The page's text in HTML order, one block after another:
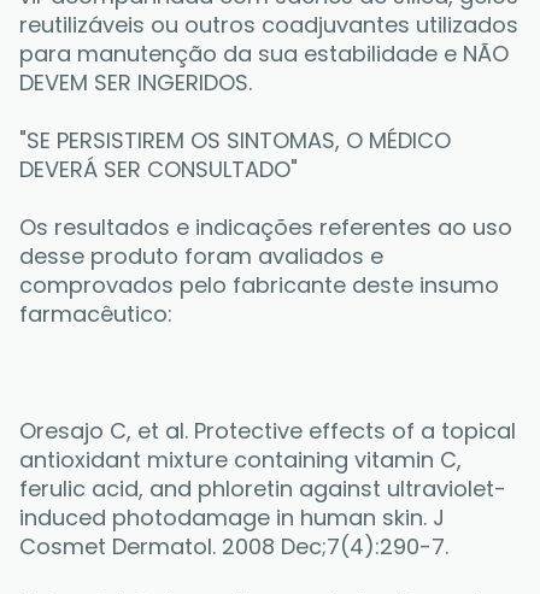
reutilizáveis ou outros coadjuvantes utilizados
para manutenção da sua estabilidade e NÃO
DEVEM SER INGERIDOS.
"SE PERSISTIREM OS SINTOMAS, O MÉDICO
DEVERÁ SER CONSULTADO"
Os resultados e indicações referentes ao uso
desse produto foram avaliados e
comprovados pelo fabricante deste insumo
farmacêutico:
Oresajo C, et al. Protective effects of a topical
antioxidant mixture containing vitamin C,
ferulic acid, and phloretin against ultraviolet-
induced photodamage in human skin. J
Cosmet Dermatol. 2008 Dec;7(4):290-7.